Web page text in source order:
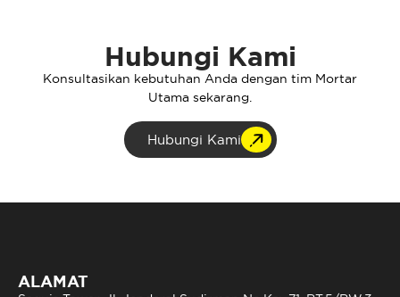
Hubungi Kami
Konsultasikan kebutuhan Anda dengan tim Mortar
Utama sekarang.
Hubungi Kami
ALAMAT